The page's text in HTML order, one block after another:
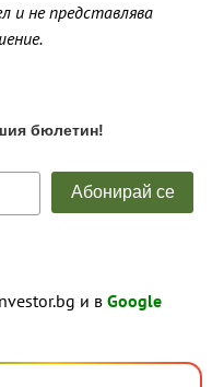
и не представлява
и в Google